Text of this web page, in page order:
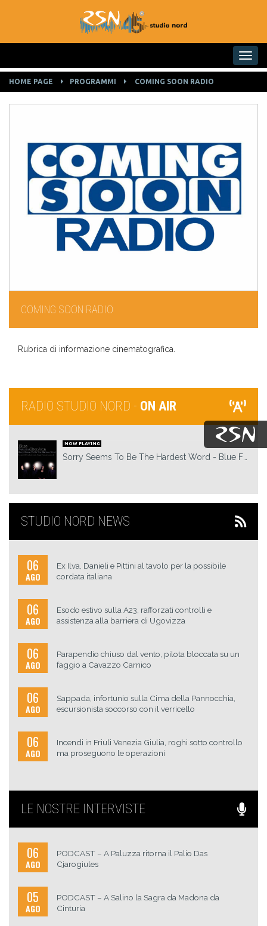
Toggle
HOME PAGE PROGRAMMI COMING SOON RADIO
COMING SOON RADIO
Rubrica di informazione cinematografica.
RADIO STUDIO NORD - ON AIR
NOW PLAYING
Sorry Seems To Be The Hardest Word Blue Feat. Elton John
STUDIO NORD NEWS
06
AGO
Ex Ilva, Danieli e Pittini al tavolo per la possibile
cordata italiana
06
AGO
Esodo estivo sulla A23, rafforzati controlli e
assistenza alla barriera di Ugovizza
06
AGO
Parapendio chiuso dal vento, pilota bloccata su un
faggio a Cavazzo Carnico
06
AGO
Sappada, infortunio sulla Cima della Pannocchia,
escursionista soccorso con il verricello
06
AGO
Incendi in Friuli Venezia Giulia, roghi sotto controllo
ma proseguono le operazioni
LE NOSTRE INTERVISTE
06
AGO
PODCAST – A Paluzza ritorna il Palio Das
Cjarogiules
05
AGO
PODCAST – A Salino la Sagra da Madona da
Cinturia